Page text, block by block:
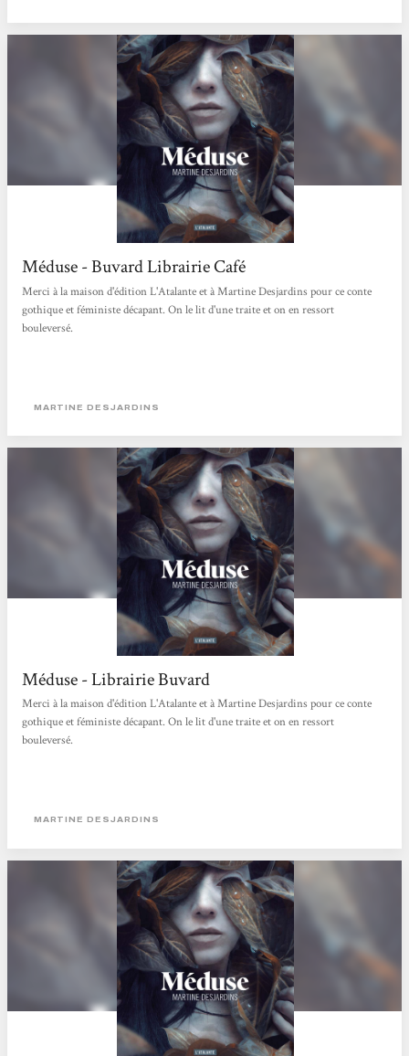
Méduse - Buvard Librairie Café
Merci à la maison d'édition L'Atalante et à Martine Desjardins pour ce conte
gothique et féministe décapant. On le lit d'une traite et on en ressort
bouleversé.
MARTINE DESJARDINS
Méduse - Librairie Buvard
Merci à la maison d'édition L'Atalante et à Martine Desjardins pour ce conte
gothique et féministe décapant. On le lit d'une traite et on en ressort
bouleversé.
MARTINE DESJARDINS